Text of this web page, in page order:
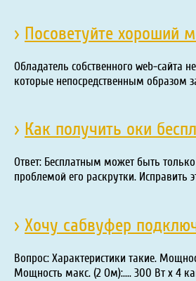
› Посоветуйте хороший
Обладатель собственного web-сайта
которые непосредственным образом
› Как получить оки
Ответ: Бесплатным может быть
проблемой его раскрутки.
› Хочу сабвуфер
Вопрос: Характеристики такие.
Мощность макс. (2 Ом):.... 300 Вт х 4